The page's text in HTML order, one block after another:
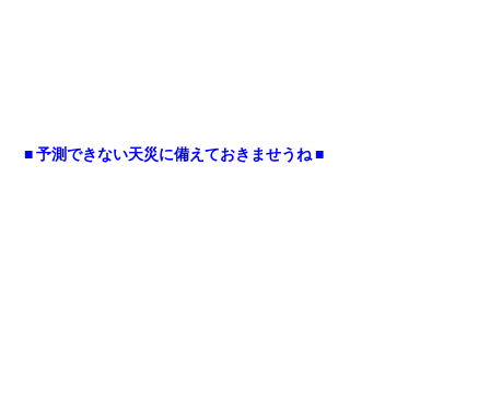
■ 予測できない天災に備えておきませうね ■